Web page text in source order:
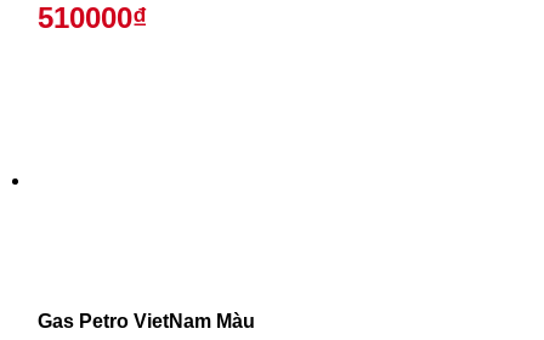
510000₫
Gas Petro VietNam Màu